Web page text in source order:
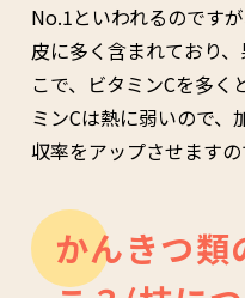
No.1といわれるのです
皮に多く含まれており
こで、ビタミンCを多
ミンCは熱に弱いので
収率をアップさせます
かんきつ類